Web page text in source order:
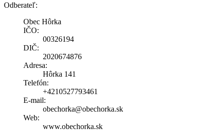
Odberateľ:
Obec Hôrka
IČO:
00326194
DIČ:
2020674876
Adresa:
Hôrka 141
Telefón:
+4210527793461
E-mail:
obechorka@obechorka.sk
Web:
www.obechorka.sk